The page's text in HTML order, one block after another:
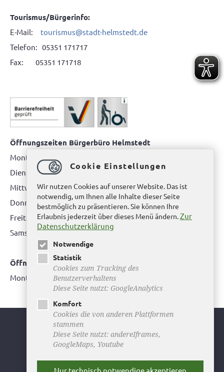
Tourismus/Bürgerinfo:
E-Mail: tourismus@stadt-helmstedt.de
Telefon: 05351 171717
Fax: 05351 171718
Öffnungszeiten Bürgerbüro Helmstedt
Montag: 08.00 bis 12.00 Uhr
Dienstag: 08.00 bis 12.00 Uhr & 15.00 Uhr bis 17.00 Uhr
Mittwoch: nur nach Terminvereinbarung
Donnerstag: 08.00 bis 12.00 Uhr & 14.00 Uhr bis 16.00 Uhr
Freitag: nur nach Terminvereinbarung
Samstag:bitte hier klicken
Öffnungszeiten Bürgerbüro Büddenstedt
Montag: 14:00 bis 16:00 Uhr
Youtube
Facebook
Instagram
Cookie Einstellungen
Wir nutzen Cookies auf unserer Website. Das ist
notwendig, um Ihnen alle Inhalte dieser Seite
bestmöglich zu präsentieren. Sie können Ihre
Erlaubnis jederzeit über dieses Menü ändern.Zur
Datenschutzerklärung
Notwendige
Statistik
Cookies zum Tracking des
Benutzerverhaltens
Diese Seite nutzt: GoogleAnalytics
Komfort
Cookies die von anderen Plattformen
stammen
Diese Seite nutzt: andereIframes,
GoogleMaps, Youtube